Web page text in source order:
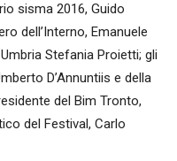
sisma 2016, Guido
dell’Interno, Emanuele
Stefania Proietti; gli
D’Annuntiis e della
del Bim Tronto,
del Festival, Carlo